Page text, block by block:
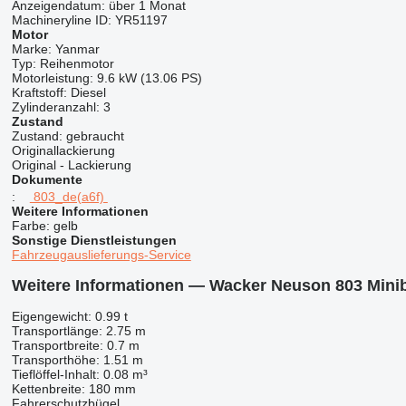
Anzeigendatum: über 1 Monat
Machineryline ID: YR51197
Motor
Marke: Yanmar
Typ: Reihenmotor
Motorleistung: 9.6 kW (13.06 PS)
Kraftstoff: Diesel
Zylinderanzahl: 3
Zustand
Zustand: gebraucht
Originallackierung
Original - Lackierung
Dokumente
:
803_de(a6f)
Weitere Informationen
Farbe: gelb
Sonstige Dienstleistungen
Fahrzeugauslieferungs-Service
Weitere Informationen — Wacker Neuson 803
Eigengewicht: 0.99 t
Transportlänge: 2.75 m
Transportbreite: 0.7 m
Transporthöhe: 1.51 m
Tieflöffel-Inhalt: 0.08 m³
Kettenbreite: 180 mm